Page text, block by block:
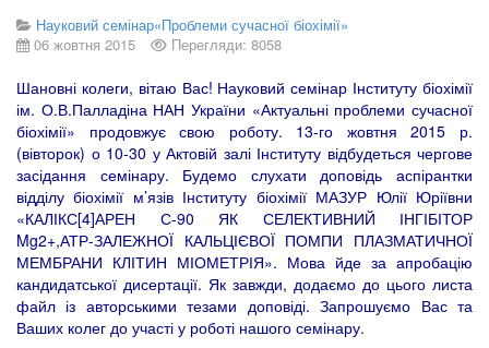
Науковий семінар«Проблеми сучасної біохімії»
06 жовтня 2015
Перегляди: 8058
Шановні колеги, вітаю Вас! Науковий семінар Інституту біохімії
ім. О.В.Палладіна НАН України «Актуальні проблеми сучасної
біохімії» продовжує свою роботу. 13-го жовтня 2015 р.
(вівторок) о 10-30 у Актовій залі Інституту відбудеться чергове
засідання семінару. Будемо слухати доповідь аспірантки
відділу біохімії м’язів Інституту біохімії МАЗУР Юлії Юріївни
«КАЛІКС[4]АРЕН С-90 ЯК СЕЛЕКТИВНИЙ ІНГІБІТОР
Mg2+,АТР-ЗАЛЕЖНОЇ КАЛЬЦІЄВОЇ ПОМПИ ПЛАЗМАТИЧНОЇ
МЕМБРАНИ КЛІТИН МІОМЕТРІЯ». Мова йде за апробацію
кандидатської дисертації. Як завжди, додаємо до цього листа
файл із авторськими тезами доповіді. Запрошуємо Вас та
Ваших колег до участі у роботі нашого семінару.